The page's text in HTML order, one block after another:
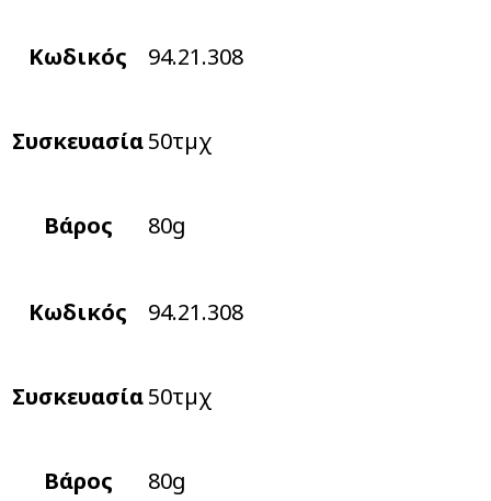
Κωδικός 94.21.308
Συσκευασία50τµχ
Βάρος 80g
Κωδικός 94.21.308
Συσκευασία50τµχ
Βάρος 80g